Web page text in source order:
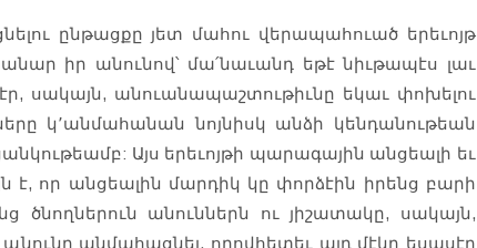
ընթացքը յետ մահու վերապահուած երեւոյթ
իր անունով՝ մա՛նաւանդ եթէ նիւթապէս լաւ
սակայն, անուանապաշտութիւնը եկաւ փոխելու
կ՚անմահանան նոյնիսկ անձի կենդանութեան
Այս երեւոյթի պարագային անցեալի եւ
է, որ անցեալին մարդիկ կը փորձէին իրենց բարի
ծնողներուն անուններն ու յիշատակը, սակայն,
անունը անմահացնել, որովհետեւ այդ մէկը եսասէր